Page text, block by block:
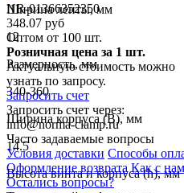
Ширина ленты, мм
12
Размерность, мм
340-360
Ширина корпуса (B), мм
14.5
Высота винта и корпуса (h), мм
NR-01366352350
348.07 руб
Оптом от 100 шт.
Розничная цена за 1 шт.
Актуальную стоимость можно
узнать по запросу.
Запросить счет
Запросить счет через:
info@norma-clamp.ru
Часто задаваемые вопросы
Условия доставки Способы
Оформление возврата Как с
Остались вопросы?